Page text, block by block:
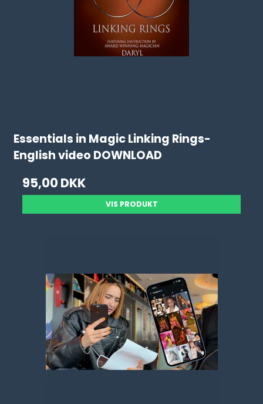
Essentials in Magic Linking Rings-
English video DOWNLOAD
95,00 DKK
VIS PRODUKT